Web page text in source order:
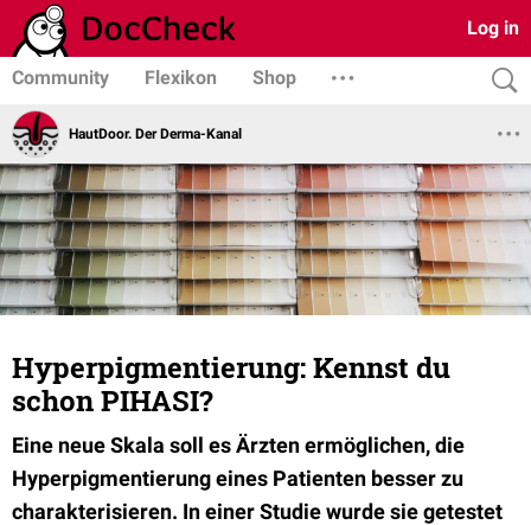
Log in
Community Flexikon Shop
HautDoor. Der Derma-Kanal
Hyperpigmentierung: Kennst du
schon PIHASI?
Eine neue Skala soll es Ärzten ermöglichen, die
Hyperpigmentierung eines Patienten besser zu
charakterisieren. In einer Studie wurde sie getestet